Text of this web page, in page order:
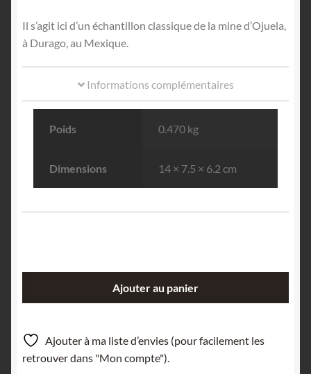
Il s’agit ici d’un échantillon classique de la mine d’Ojuela,
à Durago, au Mexique.
Informations complémentaires
Poids 0.470 kg
Dimensions 14 × 7.5 × 6.2 cm
Ojuela,
Durango,
Mexique.
Ajouter au panier
Ajouter à ma liste d’envies (pour facilement les
retrouver dans "Mon compte").